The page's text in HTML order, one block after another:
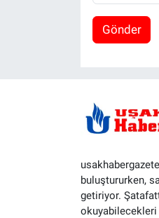
Gönder
buluştururken,
getiriyor.
okuyabilecekleri